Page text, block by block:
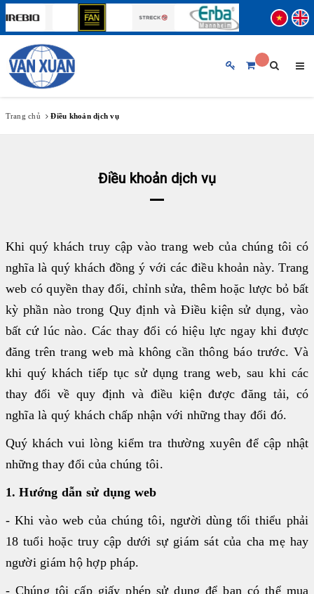
TRANG CHỦ GIỚI THIỆU CHUNG
THƯƠNG HIỆU
♦ BECKMAN COULTER
♦ STRECK
♦ ERBA MANNHEIM
♦ SIFIN
♦ DIAPRO
♦ FAN
♦ ARKRAY
HUYẾT HỌC
MIỄN DỊCH
SINH HÓA
HÓA CHẤT
NHÓM MÁU
ĐÔNG MÁU
GEL CARD
TUYỂN DỤNG
LIÊN HỆ
Trang chủ Điều khoản dịch vụ
Điều khoản dịch vụ
Khi quý khách truy cập vào trang web của chúng tôi có
nghĩa là quý khách đồng ý với các điều khoản này. Trang
web có quyền thay đổi, chỉnh sửa, thêm hoặc lược bỏ bất
kỳ phần nào trong Quy định và Điều kiện sử dụng, vào
bất cứ lúc nào. Các thay đổi có hiệu lực ngay khi được
đăng trên trang web mà không cần thông báo trước. Và
khi quý khách tiếp tục sử dụng trang web, sau khi các
thay đổi về quy định và điều kiện được đăng tải, có
nghĩa là quý khách chấp nhận với những thay đổi đó.
Quý khách vui lòng kiểm tra thường xuyên để cập nhật
những thay đổi của chúng tôi.
1. Hướng dẫn sử dụng web
- Khi vào web của chúng tôi, người dùng tối thiểu phải
18 tuổi hoặc truy cập dưới sự giám sát của cha mẹ hay
người giám hộ hợp pháp.
- Chúng tôi cấp giấy phép sử dụng để bạn có thể mua